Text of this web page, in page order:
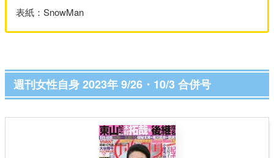
表紙：SnowMan
週刊女性自身 2023年 9/26・10/3 合併号